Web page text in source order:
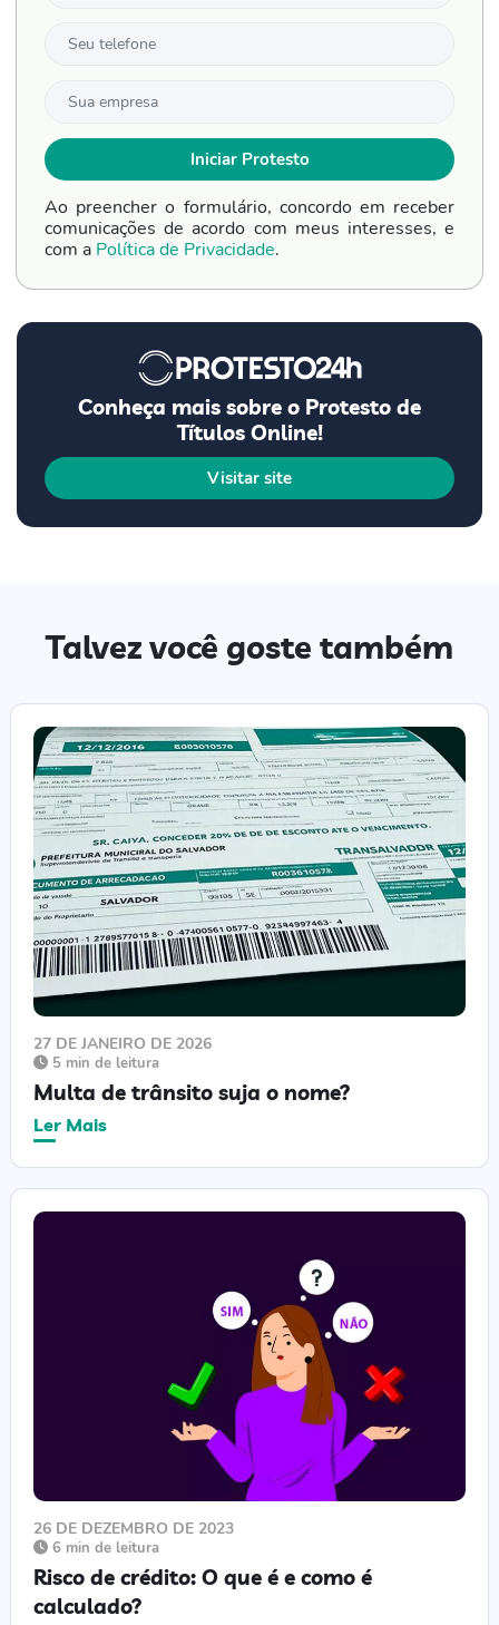
Ao preencher o formulário, concordo em receber
comunicações de acordo com meus interesses, e
com a Política de Privacidade.
Conheça mais sobre o Protesto de
Títulos Online!
Visitar site
Talvez você goste também
27 DE JANEIRO DE 2026
5 min de leitura
Multa de trânsito suja o nome?
Ler Mais
26 DE DEZEMBRO DE 2023
6 min de leitura
Risco de crédito: O que é e como é
calculado?